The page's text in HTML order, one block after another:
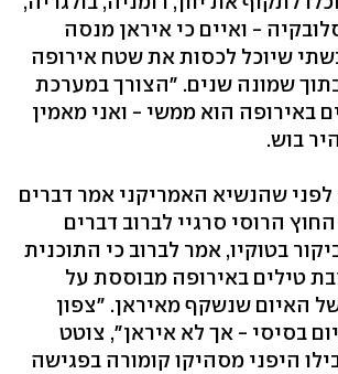
- ואיים כי איראן מנסה
שיוכל לכסות את שטח אירופה
שמונה שנים. "הצורך במערכת
באירופה הוא ממשי - ואני מאמין
בוש.
שהנשיא האמריקני אמר דברים
הרוסי סרגיי לברוב דברים
בטוקיו, אמר לברוב כי התוכנית
טילים באירופה מבוססת על
האיום שנשקף מאיראן. "צפון
בסיסי - אך לא איראן", צוטט
היפני מסהיקו קומורה בפגישה